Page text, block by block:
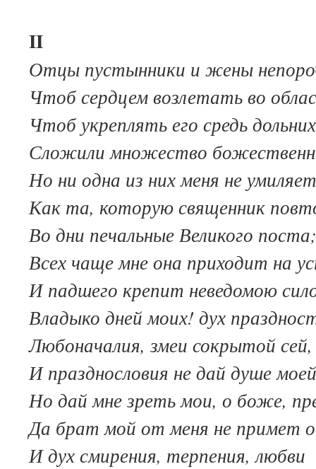
II
Отцы пустынники и жены
Чтоб сердцем возлетать во
Чтоб укреплять его средь
Сложили множество
Но ни одна из них меня не
Как та, которую священник
Во дни печальные Великого поста;
Всех чаще мне она приходит на
И падшего крепит неведомою
Владыко дней моих! дух
Любоначалия, змеи сокрытой сей,
И празднословия не дай душе
Но дай мне зреть мои, о боже,
Да брат мой от меня не примет
И дух смирения, терпения, любви